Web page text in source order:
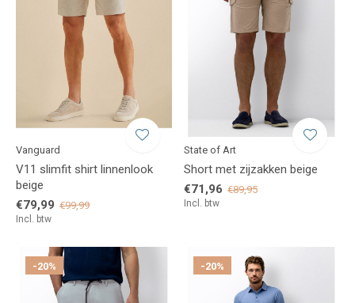
Vanguard
V11 slimfit shirt linnenlook
beige
€79,99 €99,99
Incl. btw
State of Art
Short met zijzakken beige
€71,96 €89,95
Incl. btw
-20% -20%